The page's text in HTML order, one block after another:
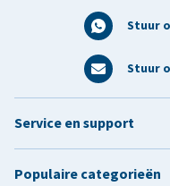
Stuur
Stuur
Service en support
Populaire categorieën